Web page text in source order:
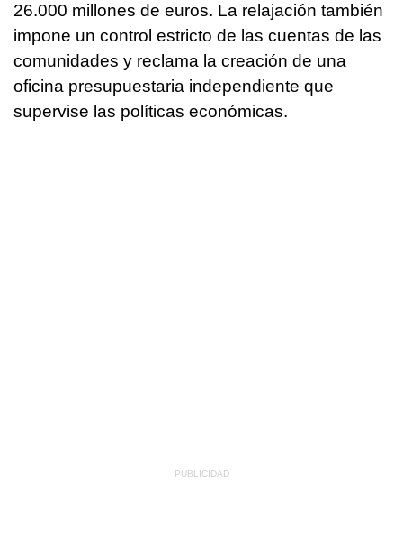
26.000 millones de euros. La relajación también
impone un control estricto de las cuentas de las
comunidades y reclama la creación de una
oficina presupuestaria independiente que
supervise las políticas económicas.